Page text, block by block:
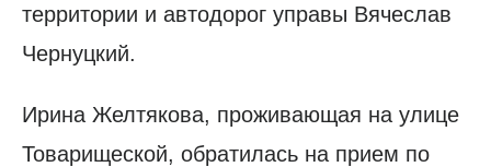
территории и автодорог управы Вячеслав
Чернуцкий.
Ирина Желтякова, проживающая на улице
Товарищеской, обратилась на прием по